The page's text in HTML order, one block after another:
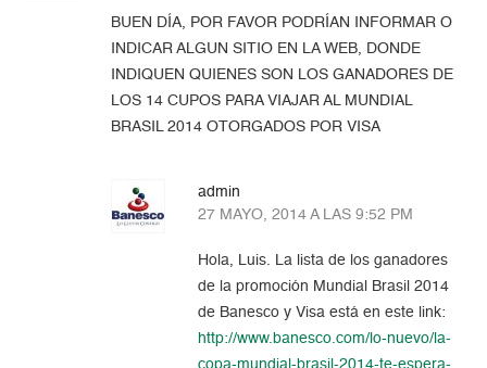
BUEN DÍA, POR FAVOR PODRÍAN INFORMAR O
INDICAR ALGUN SITIO EN LA WEB, DONDE
INDIQUEN QUIENES SON LOS GANADORES DE
LOS 14 CUPOS PARA VIAJAR AL MUNDIAL
BRASIL 2014 OTORGADOS POR VISA
admin
27 MAYO, 2014 A LAS 9:52 PM
Hola, Luis. La lista de los ganadores
de la promoción Mundial Brasil 2014
de Banesco y Visa está en este link:
http://www.banesco.com/lo-nuevo/la-
copa-mundial-brasil-2014-te-espera-